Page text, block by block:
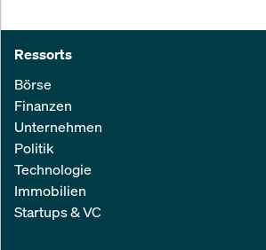
Ressorts
Börse
Finanzen
Unternehmen
Politik
Technologie
Immobilien
Startups & VC